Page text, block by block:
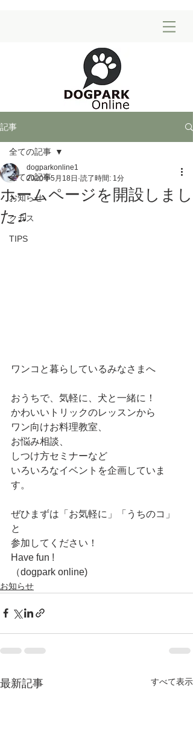
記事
全ての記事
お知らせ
クラス
TIPS
全ての記事
ホームページを開設しまし
た♫
dogparkonline1
2020年5月18日 読了時間: 1分
ワンコと暮らしているみなさまへ
おうちで、気軽に、犬と一緒に！
かわいいトリックのレッスンから
ワン向けお料理教室、
お悩み相談、
しつけ方セミナーなど
いろいろなイベントを企画していま
す。
ぜひまずは「お気軽に」「うちのコ」
と
参加してください！
Have fun !
（dogpark online)
お知らせ
最新記事 すべて表示